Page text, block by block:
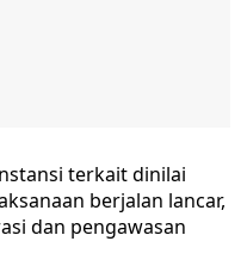
terkait dinilai
berjalan lancar,
dan pengawasan